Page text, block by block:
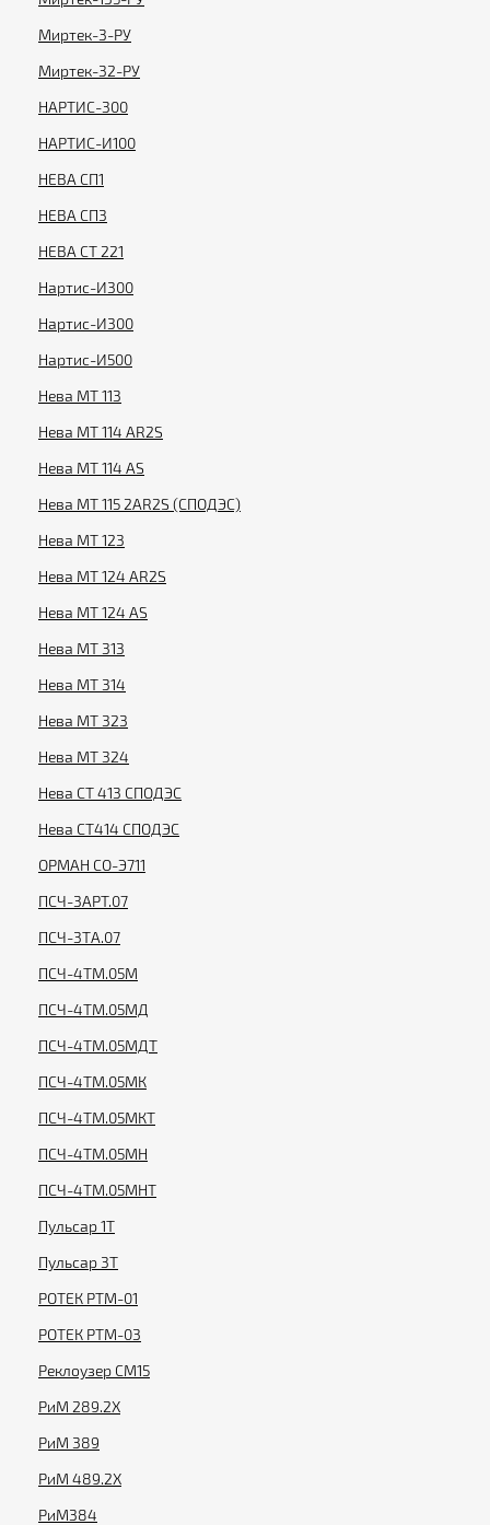
Миртек-3-РУ
Миртек-32-РУ
НАРТИС-300
НАРТИС-И100
НЕВА СП1
НЕВА СП3
НЕВА СТ 221
Нартис-И300
Нартис-И300
Нартис-И500
Нева МТ 113
Нева МТ 114 AR2S
Нева МТ 114 AS
Нева МТ 115 2AR2S (СПОДЭС)
Нева МТ 123
Нева МТ 124 AR2S
Нева МТ 124 AS
Нева МТ 313
Нева МТ 314
Нева МТ 323
Нева МТ 324
Нева СТ 413 СПОДЭС
Нева СТ414 СПОДЭС
ОРМАН СО-Э711
ПСЧ-3АРТ.07
ПСЧ-3ТА.07
ПСЧ-4ТМ.05М
ПСЧ-4ТМ.05МД
ПСЧ-4ТМ.05МДТ
ПСЧ-4ТМ.05МК
ПСЧ-4ТМ.05МКТ
ПСЧ-4ТМ.05МН
ПСЧ-4ТМ.05МНТ
Пульсар 1T
Пульсар 3T
РОТЕК РТМ-01
РОТЕК РТМ-03
Реклоузер СМ15
РиМ 289.2X
РиМ 389
РиМ 489.2X
РиМ384